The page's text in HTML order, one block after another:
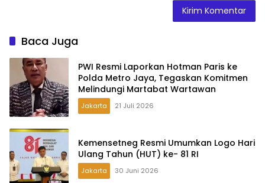
Baca Juga
PWI Resmi Laporkan Hotman Paris ke
Polda Metro Jaya, Tegaskan Komitmen
Melindungi Martabat Wartawan
Jakarta 21 Juli 2026
Kemensetneg Resmi Umumkan Logo Hari
Ulang Tahun (HUT) ke- 81 RI
Jakarta 30 Juni 2026